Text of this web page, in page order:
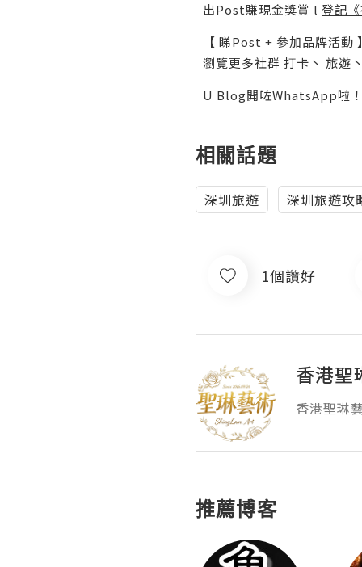
出Post賺現金獎賞 l 登記
【 睇Post + 參加品牌活動
瀏覽更多社群 打卡 丶 旅遊
U Blog開咗WhatsApp啦
相關話題
深圳旅遊 深圳旅遊攻
1個讚好
香港聖
香港聖琳
推薦博客